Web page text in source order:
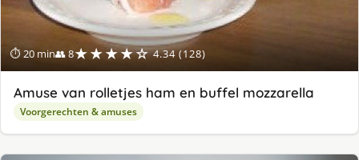
⏱ 20 min👥 8★★★★☆ 4.34 (128)
Amuse van rolletjes ham en buffel mozzarella
Voorgerechten & amuses